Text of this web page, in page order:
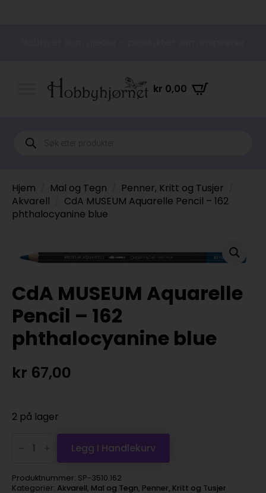
kr 0,00
Products
search
Hjem Mal og Tegn
Penner, Kritt og Tusjer
Akvarell
CdA MUSEUM Aquarelle Pencil – 162
phthalocyanine blue
CdA MUSEUM Aquarelle
Pencil – 162
phthalocyanine blue
kr 67,00
2 på lager
MUSEUM
Aquarelle
-
162
Legg I Handlekurv
Produktnummer: SP-3510.162
Kategorier: Akvarell, Mal og Tegn, Penner, Kritt og Tusjer